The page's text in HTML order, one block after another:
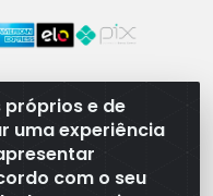
próprios e de
uma experiência
com o seu
Carneiro, 1977 -
000 - CNPJ
41